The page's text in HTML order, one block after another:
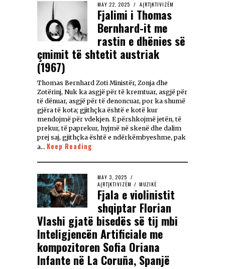
MAY 22, 2025 A(RT)KTIVIZËM
Fjalimi i Thomas
Bernhard-it me
rastin e dhënies së
çmimit të shtetit austriak
(1967)
Thomas Bernhard Zoti Ministër, Zonja dhe
Zotërinj, Nuk ka asgjë për të kremtuar, asgjë për
të dënuar, asgjë për të denoncuar, por ka shumë
gjëra të kota; gjithçka është e kotë kur
mendojmë për vdekjen. E përshkojmë jetën, të
prekur, të paprekur, hyjmë në skenë dhe dalim
prej saj, gjithçka është e ndërkëmbyeshme, pak
a… Keep Reading
MAY 3, 2025
A(RT)KTIVIZËM / MUZIKË
Fjala e violinistit
shqiptar Florian
Vlashi gjatë bisedës së tij mbi
Inteligjencën Artificiale me
kompozitoren Sofia Oriana
Infante në La Coruña, Spanjë